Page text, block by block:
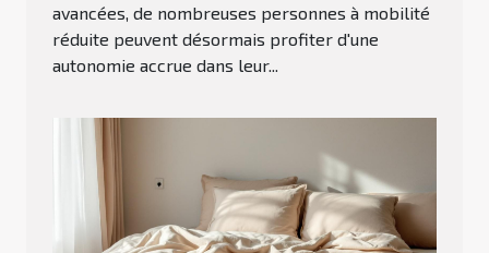
avancées, de nombreuses personnes à mobilité
réduite peuvent désormais profiter d'une
autonomie accrue dans leur...